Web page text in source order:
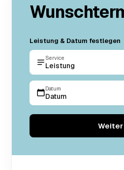
Leistung & Datum festlegen
Service
Leistung
Datum
Datum
Weiter